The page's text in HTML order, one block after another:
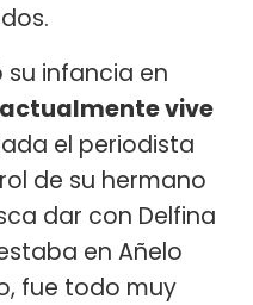
su infancia en
actualmente vive
el periodista
de su hermano
dar con Delfina
en Añelo
fue todo muy